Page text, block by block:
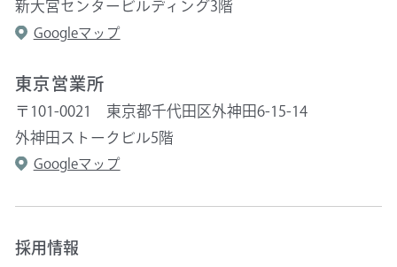
新大宮センタービルディング3階
Googleマップ
東京営業所
〒101-0021 東京都千代田区外神田6-15-14
外神田ストークビル5階
Googleマップ
採用情報